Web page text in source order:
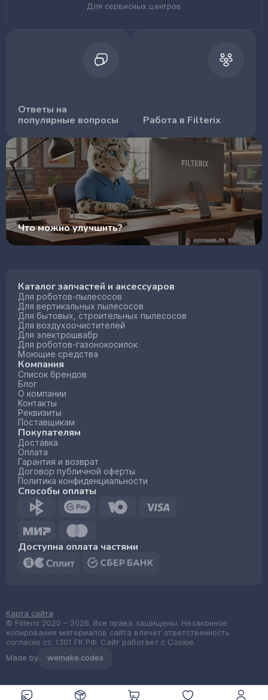
Для сервисных центров
Ответы на
популярные вопросы
Работа в Filterix
Что можно улучшить?
Каталог запчастей и аксессуаров
Для роботов-пылесосов
Для вертикальных пылесосов
Для бытовых, строительных пылесосов
Для воздухоочистителей
Для электрошвабр
Для роботов-газонокосилок
Моющие средства
Компания
Список брендов
Блог
О компании
Контакты
Реквизиты
Поставщикам
Покупателям
Доставка
Оплата
Гарантия и возврат
Договор публичной оферты
Политика конфиденциальности
Способы оплаты
Доступна оплата частями
© Filterix 2020 – 2026. Все права защищены. Незаконное
копирование материалов сайта влечет ответственность
согласно ст. 1301 ГК РФ. Сайт работает с Cookie.
Карта сайта
Made by wemake.codes